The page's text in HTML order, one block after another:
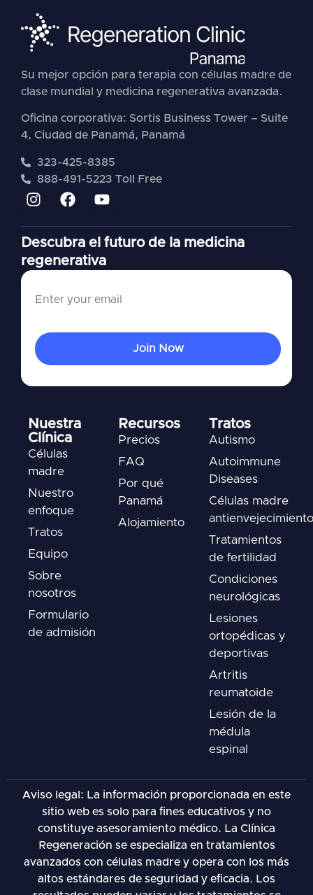
Su mejor opción para terapia con células madre de
clase mundial y medicina regenerativa avanzada.
Oficina corporativa: Sortis Business Tower – Suite
4, Ciudad de Panamá, Panamá
323-425-8385
888-491-5223 Toll Free
Descubra el futuro de la medicina
regenerativa
Nuestra
Clínica
Células
madre
Nuestro
enfoque
Tratos
Equipo
Sobre
nosotros
Formulario
de admisión
Recursos
Precios
FAQ
Por qué
Panamá
Alojamiento
Tratos
Autismo
Autoimmune
Diseases
Células madre
antienvejecimiento
Tratamientos
de fertilidad
Condiciones
neurológicas
Lesiones
ortopédicas y
deportivas
Artritis
reumatoide
Lesión de la
médula
espinal
Aviso legal: La información proporcionada en este
sitio web es solo para fines educativos y no
constituye asesoramiento médico. La Clínica
Regeneración se especializa en tratamientos
avanzados con células madre y opera con los más
altos estándares de seguridad y eficacia. Los